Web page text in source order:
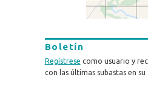
Boletín
Regístrese como usuario y
con las últimas subastas en